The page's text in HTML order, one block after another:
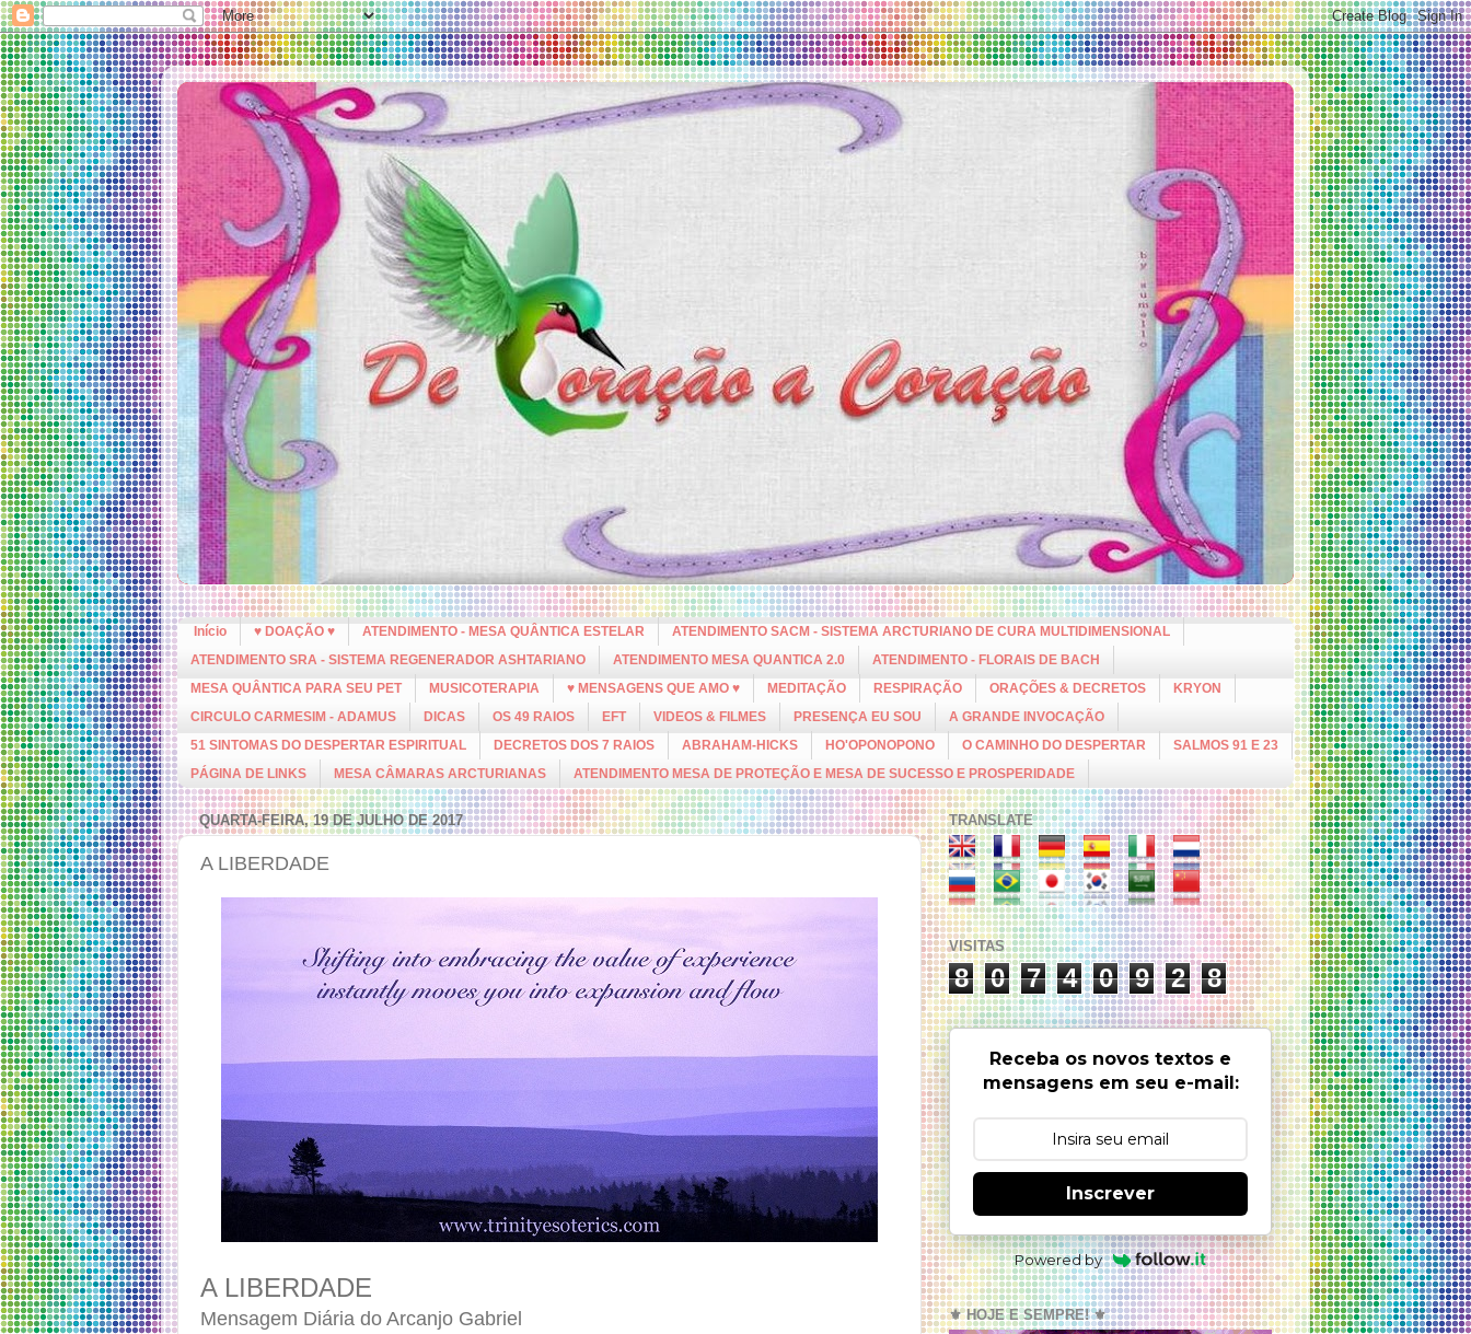
Início ♥ DOAÇÃO ♥ ATENDIMENTO - MESA QUÂNTICA ESTELAR
ATENDIMENTO SACM - SISTEMA ARCTURIANO DE CURA MULTIDIMENSIONAL
ATENDIMENTO SRA - SISTEMA REGENERADOR ASHTARIANO
ATENDIMENTO MESA QUANTICA 2.0
ATENDIMENTO - FLORAIS DE BACH
MESA QUÂNTICA PARA SEU PET
MUSICOTERAPIA ♥ MENSAGENS QUE AMO ♥ MEDITAÇÃO RESPIRAÇÃO ORAÇÕES & DECRETOS
KRYON
CIRCULO CARMESIM - ADAMUS
DICAS OS 49 RAIOS EFT VIDEOS & FILMES PRESENÇA EU SOU
A GRANDE INVOCAÇÃO
51 SINTOMAS DO DESPERTAR ESPIRITUAL
DECRETOS DOS 7 RAIOS ABRAHAM-HICKS HO'OPONOPONO O CAMINHO DO DESPERTAR
SALMOS 91 E 23
PÁGINA DE LINKS
MESA CÂMARAS ARCTURIANAS ATENDIMENTO MESA DE PROTEÇÃO E MESA DE SUCESSO E PROSPERIDADE
QUARTA-FEIRA, 19 DE JULHO DE 2017
A LIBERDADE
A LIBERDADE
Mensagem Diária do Arcanjo Gabriel
TRANSLATE
VISITAS
8 0 7 4 0 9 2 8
Receba os novos textos e
mensagens em seu e-mail:
Inscrever
Powered by
⚜️ HOJE E SEMPRE! ⚜️